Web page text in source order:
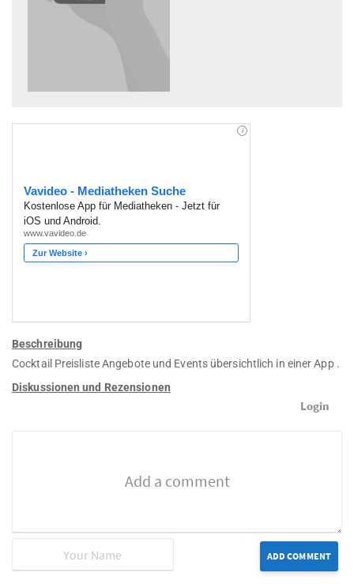
Beschreibung
Cocktail Preisliste Angebote und Events übersichtlich in einer App .
Diskussionen und Rezensionen
Login
ADD COMMENT